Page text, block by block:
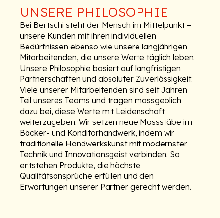
UNSERE PHILOSOPHIE
Bei Bertschi steht der Mensch im Mittelpunkt –
unsere Kunden mit ihren individuellen
Bedürfnissen ebenso wie unsere langjährigen
Mitarbeitenden, die unsere Werte täglich leben.
Unsere Philosophie basiert auf langfristigen
Partnerschaften und absoluter Zuverlässigkeit.
Viele unserer Mitarbeitenden sind seit Jahren
Teil unseres Teams und tragen massgeblich
dazu bei, diese Werte mit Leidenschaft
weiterzugeben. Wir setzen neue Massstäbe im
Bäcker- und Konditorhandwerk, indem wir
traditionelle Handwerkskunst mit modernster
Technik und Innovationsgeist verbinden. So
entstehen Produkte, die höchste
Qualitätsansprüche erfüllen und den
Erwartungen unserer Partner gerecht werden.